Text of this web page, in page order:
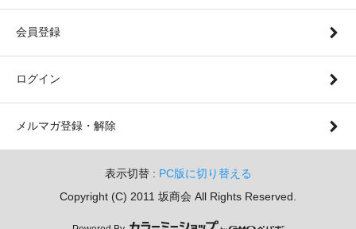
会員登録
ログイン
メルマガ登録・解除
表示切替 : PC版に切り替える
Copyright (C) 2011 坂商会 All Rights Reserved.